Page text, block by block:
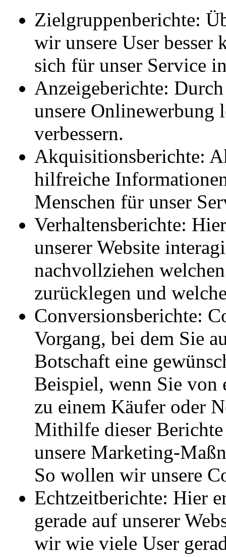
Zielgruppenberichte:
wir unsere User besser
sich für unser Service
Anzeigeberichte:
unsere Onlinewerbung
verbessern.
Akquisitionsberichte:
hilfreiche
Menschen für unser
Verhaltensberichte:
unserer Website
nachvollziehen
zurücklegen und
Conversionsberichte:
Vorgang, bei dem Sie
Botschaft eine
Beispiel, wenn Sie von
zu einem Käufer oder
Mithilfe dieser
unsere Marketing-
So wollen wir unsere
Echtzeitberichte: Hier
gerade auf unserer
wir wie viele User